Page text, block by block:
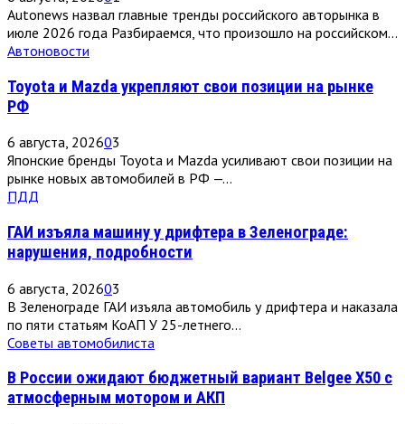
Autonews назвал главные тренды российского авторынка в
июле 2026 года Разбираемся, что произошло на российском...
Автоновости
Toyota и Mazda укрепляют свои позиции на рынке
РФ
6 августа, 202603
Японские бренды Toyota и Mazda усиливают свои позиции на
рынке новых автомобилей в РФ —...
ПДД
ГАИ изъяла машину у дрифтера в Зеленограде:
нарушения, подробности
6 августа, 202603
В Зеленограде ГАИ изъяла автомобиль у дрифтера и наказала
по пяти статьям КоАП У 25-летнего...
Советы автомобилиста
В России ожидают бюджетный вариант Belgee X50 с
атмосферным мотором и АКП